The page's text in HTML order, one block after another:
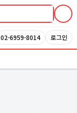
02-6959-8014 로그인